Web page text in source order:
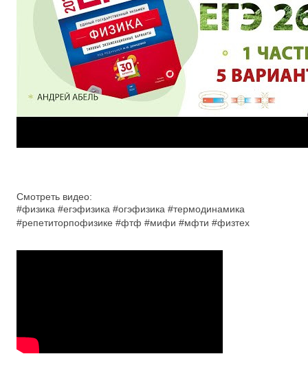
Смотреть видео:
#физика #егэфизика #огэфизика #термодинамика
#репетиторпофизике #фтф #мифи #мфти #физтех